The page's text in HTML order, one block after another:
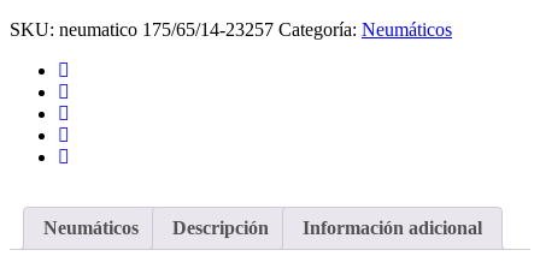
SKU: neumatico 175/65/14-23257 Categoría: Neumáticos
Neumáticos Descripción Información adicional